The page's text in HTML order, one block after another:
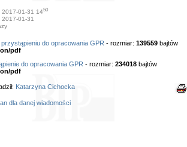
2017-01-31 1450
2017-01-31
do opracowania GPR - rozmiar: 139559bajtów
pdf
do opracowania GPR - rozmiar: 234018bajtów
pdf
Katarzyna Cichocka
dla danej wiadomości